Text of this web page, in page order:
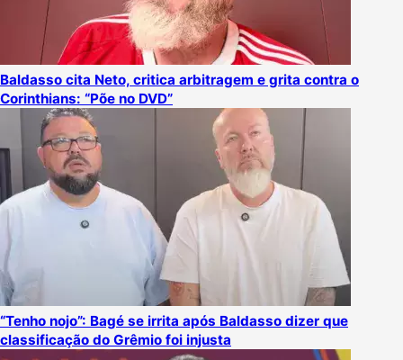
Baldasso cita Neto, critica arbitragem e grita contra o
Corinthians: “Põe no DVD”
“Tenho nojo”: Bagé se irrita após Baldasso dizer que
classificação do Grêmio foi injusta